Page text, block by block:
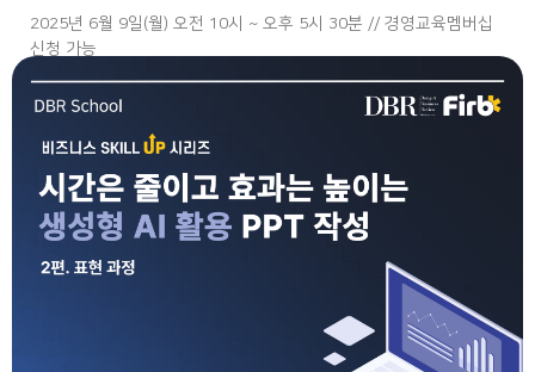
2025년 6월 9일(월) 오전 10시 ~ 오후 5시 30분 // 경영교육멤버십
신청 가능